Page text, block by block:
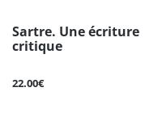
Sartre. Une écriture
critique
22.00€